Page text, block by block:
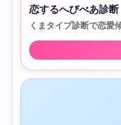
恋するへびべあ診断
くまタイプ診断で恋愛